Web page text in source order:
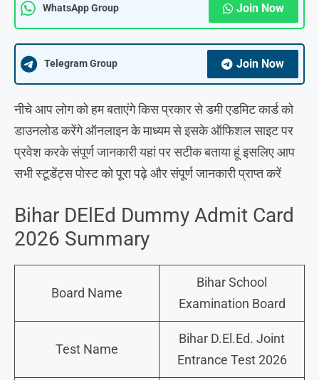
WhatsApp Group Join Now
Telegram Group Join Now
नीचे आप लोग को हम बताएंगे किस प्रकार से डमी एडमिट कार्ड को
डाउनलोड करेंगे ऑनलाइन के माध्यम से इसके ऑफिशल साइट पर
प्रवेश करके संपूर्ण जानकारी यहां पर सटीक बताया हूं इसलिए आप
सभी स्टूडेंट्स पोस्ट को पूरा पढ़े और संपूर्ण जानकारी प्राप्त करें
Bihar DElEd Dummy Admit Card
2026 Summary
Board Name
Bihar School
Examination Board
Test Name
Bihar D.El.Ed. Joint
Entrance Test 2026